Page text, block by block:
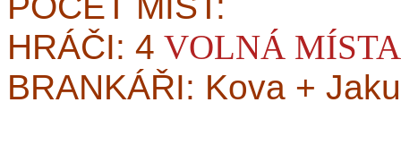
HRÁČI: 4 VOLNÁ MÍSTA
BRANKÁŘI: Kova +